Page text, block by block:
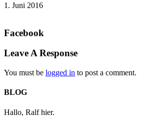
1. Juni 2016
Facebook
Leave A Response
You must be logged in to post a comment.
BLOG
Hallo, Ralf hier.